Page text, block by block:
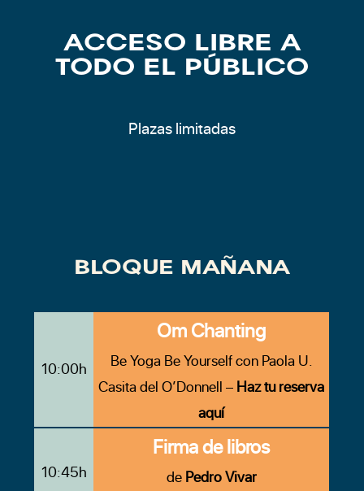
ACCESO LIBRE A
TODO EL PÚBLICO
Plazas limitadas
BLOQUE MAÑANA
10:00h
Om Chanting
Be Yoga Be Yourself con Paola U.
Casita del O’Donnell – Haz tu reserva
aquí
10:45h
Firma de libros
de Pedro Vivar